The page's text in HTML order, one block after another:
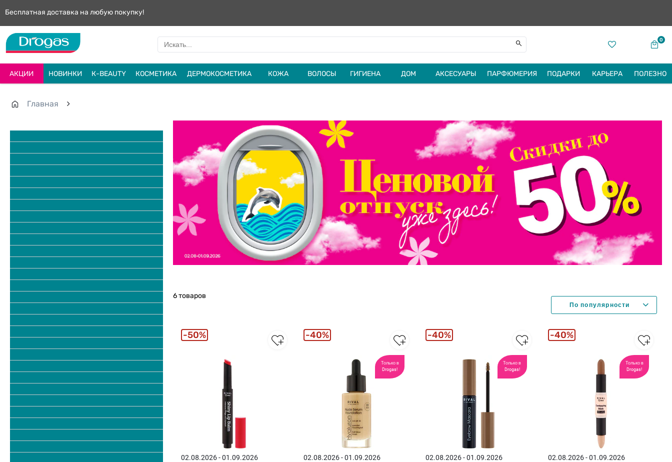
Бесплатная доставка на любую покупку!
0
АКЦИИ НОВИНКИ К-BEAUTY КОСМЕТИКА ДЕРМОКОСМЕТИКА КОЖА ВОЛОСЫ ГИГИЕНА ДОМ АКСЕСУАРЫ ПАРФЮМЕРИЯ ПОДАРКИ КАРЬЕРА ПОЛЕЗНО
Главная
6 товаров
02.08.2026 - 01.09.2026
50%
Только в
Drogas!
02.08.2026 - 01.09.2026
40%
Только в
Drogas!
02.08.2026 - 01.09.2026
40%
Только в
Drogas!
02.08.2026 - 01.09.2026
40%